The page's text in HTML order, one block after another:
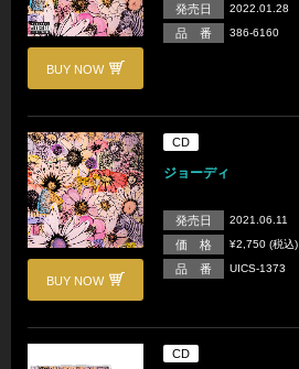
BUY NOW
発売日 2022.01.28
品 番 386-6160
BUY NOW
CD
ジョーディ
発売日 2021.06.11
価 格 ¥2,750 (税込)
品 番 UICS-1373
CD